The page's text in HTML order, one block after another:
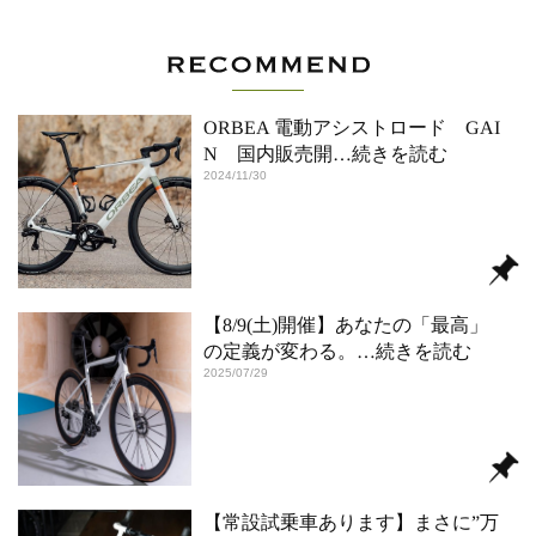
ORBEA 電動アシストロード GAI
N 国内販売開 …続きを読む
2024/11/30
【8/9(土)開催】あなたの「最高」
の定義が変わる。 …続きを読む
2025/07/29
【常設試乗車あります】まさに”万